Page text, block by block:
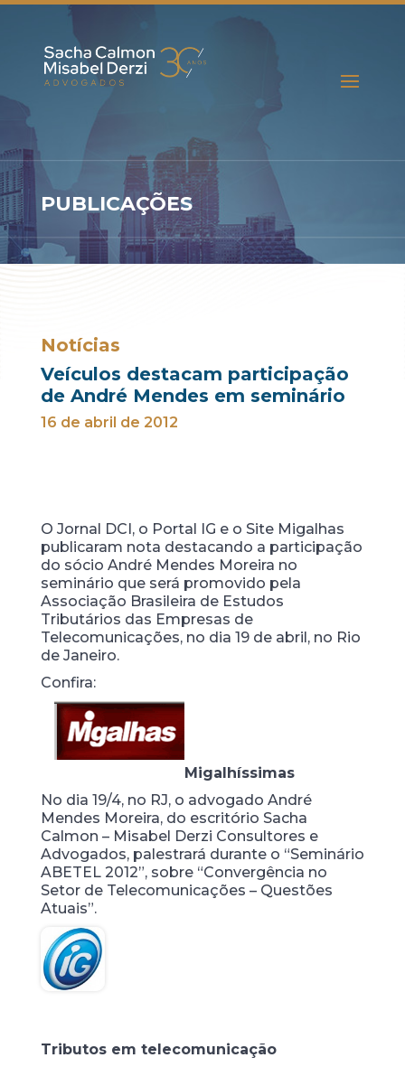
PUBLICAÇÕES
Notícias
Veículos destacam participação
de André Mendes em seminário
16 de abril de 2012
O Jornal DCI, o Portal IG e o Site Migalhas
publicaram nota destacando a participação
do sócio André Mendes Moreira no
seminário que será promovido pela
Associação Brasileira de Estudos
Tributários das Empresas de
Telecomunicações, no dia 19 de abril, no Rio
de Janeiro.
Confira:
Migalhíssimas
No dia 19/4, no RJ, o advogado André
Mendes Moreira, do escritório Sacha
Calmon – Misabel Derzi Consultores e
Advogados, palestrará durante o “Seminário
ABETEL 2012”, sobre “Convergência no
Setor de Telecomunicações – Questões
Atuais”.
Tributos em telecomunicação